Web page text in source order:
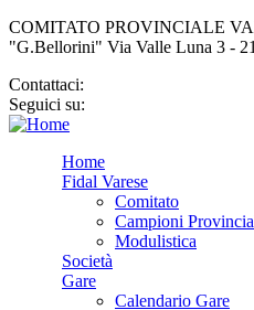
COMITATO PROVINCIALE
"G.Bellorini" Via Valle Luna 3 -
Contattaci:
Seguici su:
Home
Fidal Varese
Comitato
Campioni
Modulistica
Società
Gare
Calendario Gare